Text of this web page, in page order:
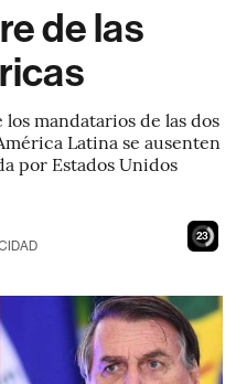
de las
mandatarios de las dos
Latina se ausenten
por Estados Unidos
21